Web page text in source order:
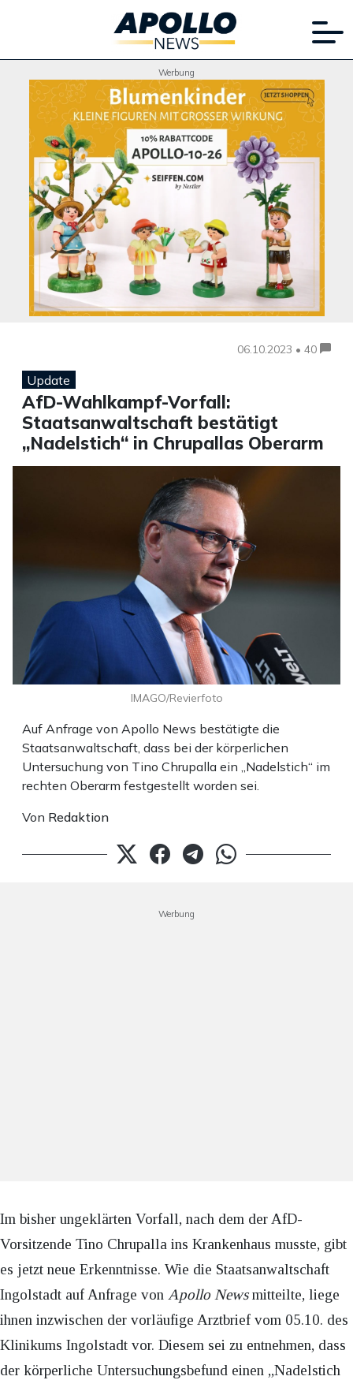
Werbung
06.10.2023 • 40
Update
AfD-Wahlkampf-Vorfall:
Staatsanwaltschaft bestätigt
„Nadelstich“ in Chrupallas Oberarm
Auf Anfrage von Apollo News bestätigte die
Staatsanwaltschaft, dass bei der körperlichen
Untersuchung von Tino Chrupalla ein „Nadelstich“ im
rechten Oberarm festgestellt worden sei.
Von Redaktion
IMAGO/Revierfoto
Werbung
Im bisher ungeklärten Vorfall, nach dem der AfD-
Vorsitzende Tino Chrupalla ins Krankenhaus musste, gibt
es jetzt neue Erkenntnisse. Wie die Staatsanwaltschaft
Ingolstadt auf Anfrage von Apollo Newsmitteilte, liege
ihnen inzwischen der vorläufige Arztbrief vom 05.10. des
Klinikums Ingolstadt vor. Diesem sei zu entnehmen, dass
der körperliche Untersuchungsbefund einen „Nadelstich